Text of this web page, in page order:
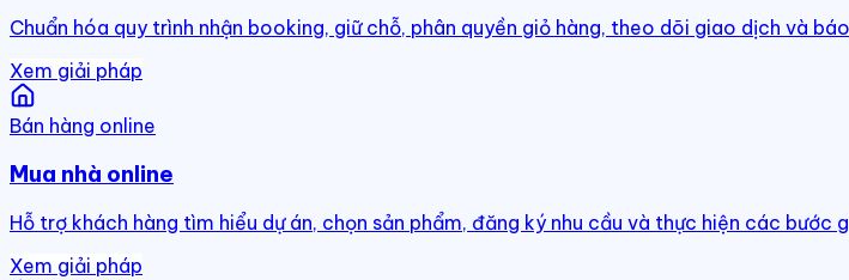
Chuẩn hóa quy trình nhận booking, giữ chỗ, phân quyền giỏ hàng, theo dõi giao dịch và
Xem giải pháp
Bán hàng online
Mua nhà online
Hỗ trợ khách hàng tìm hiểu dự án, chọn sản phẩm, đăng ký nhu cầu và thực hiện các bước
Xem giải pháp